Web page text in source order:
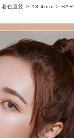
着色直径 > 13.4mm >